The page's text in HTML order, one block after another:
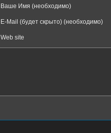
Ваше Имя (необходимо)
E-Mail (будет скрыто) (необходимо)
Web site